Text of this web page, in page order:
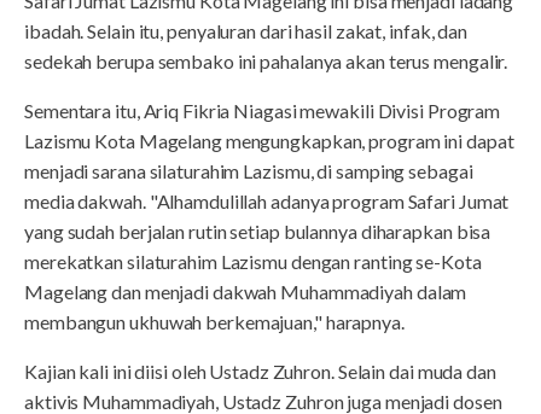
ibadah. Selain itu, penyaluran dari hasil zakat, infak, dan
sedekah berupa sembako ini pahalanya akan terus mengalir.
Sementara itu, Ariq Fikria Niagasi mewakili Divisi Program
Lazismu Kota Magelang mengungkapkan, program ini dapat
menjadi sarana silaturahim Lazismu, di samping sebagai
media dakwah. "Alhamdulillah adanya program Safari Jumat
yang sudah berjalan rutin setiap bulannya diharapkan bisa
merekatkan silaturahim Lazismu dengan ranting se-Kota
Magelang dan menjadi dakwah Muhammadiyah dalam
membangun ukhuwah berkemajuan," harapnya.
Kajian kali ini diisi oleh Ustadz Zuhron. Selain dai muda dan
aktivis Muhammadiyah, Ustadz Zuhron juga menjadi dosen